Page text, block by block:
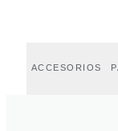
ACCESORIOS